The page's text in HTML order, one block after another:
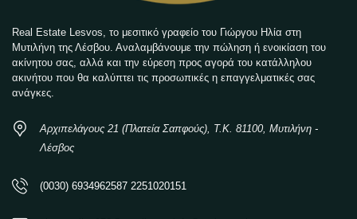
Real Estate Lesvos, το μεσιτικό γραφείο του Γιώργου Ηλία στη
Μυτιλήνη της Λέσβου. Αναλαμβάνουμε την πώληση ή ενοικίαση του
ακίνητου σας, αλλά και την εύρεση προς αγορά του κατάλληλου
ακινήτου που θα καλύπτει τις προσωπικές η επαγγελματικές σας
ανάγκες.
Αρχιπελάγους 21 (Πλατεία Σαπφούς), Τ.Κ. 81100, Μυτιλήνη -
Λέσβος
(0030) 6934962587 2251020151